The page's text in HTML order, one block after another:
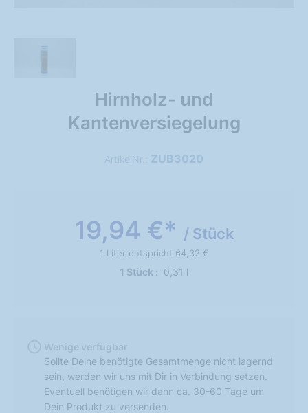
Hirnholz- und
Kantenversiegelung
ArtikelNr.: ZUB3020
19,94 €* / Stück
1 Liter entspricht 64,32 €
1 Stück 0,31 l
Wenige verfügbar
Sollte Deine benötigte Gesamtmenge nicht lagernd
sein, werden wir uns mit Dir in Verbindung setzen.
Eventuell benötigen wir dann ca. 30-60 Tage um
Dein Produkt zu versenden.